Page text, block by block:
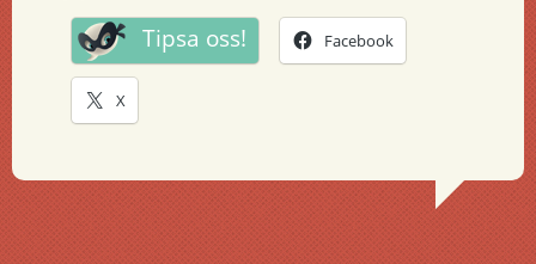
Tipsa oss! Facebook
X